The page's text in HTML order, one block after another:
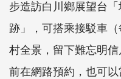
步造訪白川鄉展望台
跡」，可搭乘接駁車
村全景，留下難忘明
前在網路預約，也可